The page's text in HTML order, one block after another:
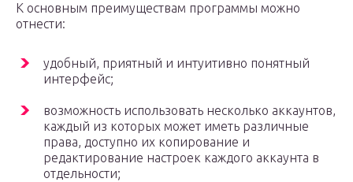
К основным преимуществам программы можно
отнести:
удобный, приятный и интуитивно понятный
интерфейс;
возможность использовать несколько аккаунтов,
каждый из которых может иметь различные
права, доступно их копирование и
редактирование настроек каждого аккаунта в
отдельности;